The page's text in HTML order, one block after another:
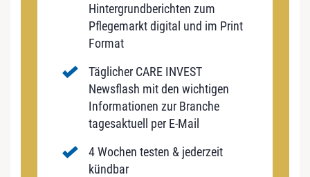
Hintergrundberichten zum
Pflegemarkt digital und im Print
Format
Täglicher CARE INVEST
Newsflash mit den wichtigen
Informationen zur Branche
tagesaktuell per E-Mail
4 Wochen testen & jederzeit
kündbar